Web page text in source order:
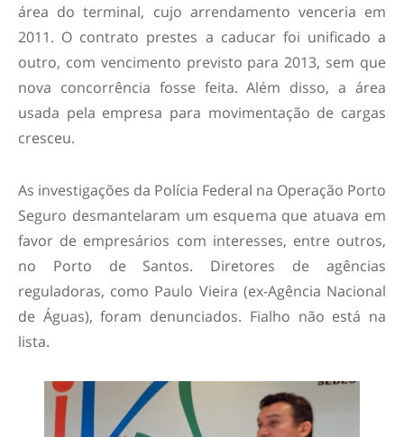
área do terminal, cujo arrendamento venceria em
2011. O contrato prestes a caducar foi unificado a
outro, com vencimento previsto para 2013, sem que
nova concorrência fosse feita. Além disso, a área
usada pela empresa para movimentação de cargas
cresceu.
As investigações da Polícia Federal na Operação Porto
Seguro desmantelaram um esquema que atuava em
favor de empresários com interesses, entre outros,
no Porto de Santos. Diretores de agências
reguladoras, como Paulo Vieira (ex-Agência Nacional
de Águas), foram denunciados. Fialho não está na
lista.